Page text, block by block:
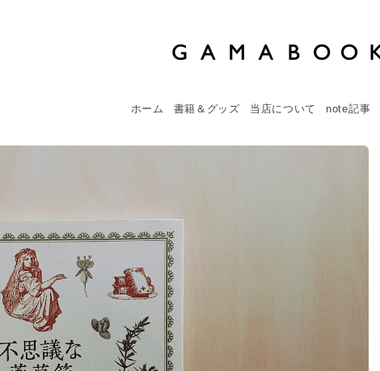
ホーム 書籍＆グッズ 当店について note記事